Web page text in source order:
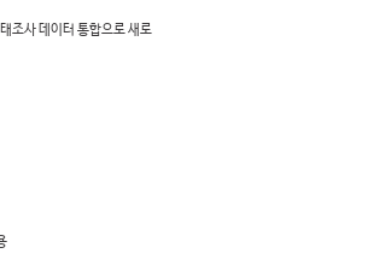
조사 데이터 통합으로 새로